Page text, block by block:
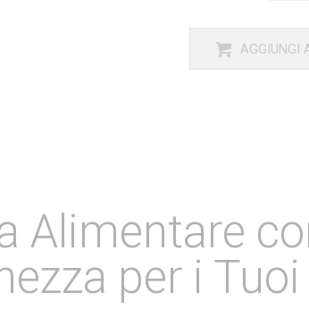
AGGIUNGI
Alimentare
per i